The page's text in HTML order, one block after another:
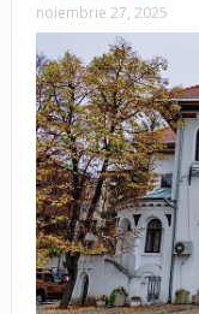
noiembrie 27, 2025